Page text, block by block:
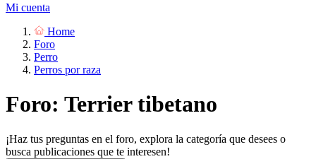
Mi cuenta
Home
Foro
Perro
Perros por raza
Foro: Terrier tibetano
¡Haz tus preguntas en el foro, explora la categoría que desees o
busca publicaciones que te interesen!